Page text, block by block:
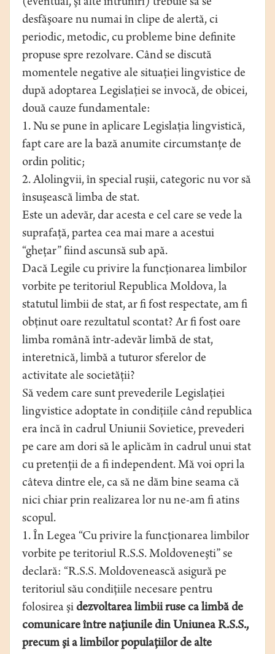
(eventual, şi alte întruniri) trebuie să se
desfăşoare nu numai în clipe de alertă, ci
periodic, metodic, cu probleme bine definite
propuse spre rezolvare. Când se discută
momentele negative ale situaţiei lingvistice de
după adoptarea Legislaţiei se invocă, de obicei,
două cauze fundamentale:
1. Nu se pune în aplicare Legislaţia lingvistică,
fapt care are la bază anumite circumstanţe de
ordin politic;
2. Alolingvii, în special ruşii, categoric nu vor să
însuşească limba de stat.
Este un adevăr, dar acesta e cel care se vede la
suprafaţă, partea cea mai mare a acestui
“gheţar” fiind ascunsă sub apă.
Dacă Legile cu privire la funcţionarea limbilor
vorbite pe teritoriul Republica Moldova, la
statutul limbii de stat, ar fi fost respectate, am fi
obţinut oare rezultatul scontat? Ar fi fost oare
limba română într-adevăr limbă de stat,
interetnică, limbă a tuturor sferelor de
activitate ale societăţii?
Să vedem care sunt prevederile Legislaţiei
lingvistice adoptate în condiţiile când republica
era încă în cadrul Uniunii Sovietice, prevederi
pe care am dori să le aplicăm în cadrul unui stat
cu pretenţii de a fi independent. Mă voi opri la
câteva dintre ele, ca să ne dăm bine seama că
nici chiar prin realizarea lor nu ne-am fi atins
scopul.
1. În Legea “Cu privire la funcţionarea limbilor
vorbite pe teritoriul R.S.S. Moldoveneşti” se
declară: “R.S.S. Moldovenească asigură pe
teritoriul său condiţiile necesare pentru
folosirea şi dezvoltarea limbii ruse ca limbă de
comunicare între naţiunile din Uniunea R.S.S.,
precum şi a limbilor populaţiilor de alte